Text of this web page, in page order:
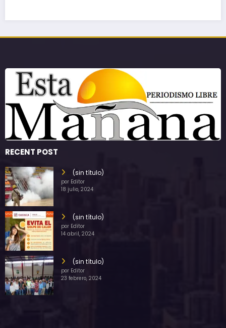
RECENT POST
(sin título)
por Editor
18 julio, 2024
(sin título)
por Editor
14 abril, 2024
(sin título)
por Editor
23 febrero, 2024